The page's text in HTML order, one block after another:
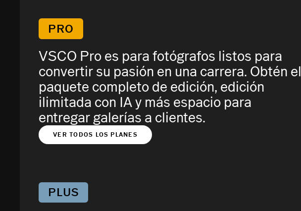
PRO
VSCO Pro es para fotógrafos listos para
convertir su pasión en una carrera. Obtén el
paquete completo de edición, edición
ilimitada con IA y más espacio para
entregar galerías a clientes.
VER TODOS LOS PLANES
PLUS